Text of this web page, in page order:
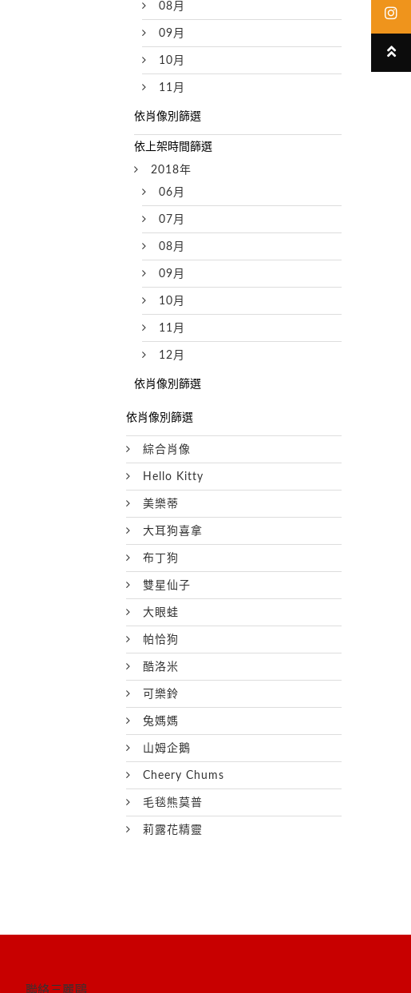
08月
09月
10月
11月
2018年
06月
07月
08月
09月
10月
11月
12月
綜合肖像
Hello Kitty
美樂蒂
大耳狗喜拿
布丁狗
雙星仙子
大眼蛙
帕恰狗
酷洛米
可樂鈴
兔媽媽
山姆企鵝
Cheery Chums
毛毯熊莫普
莉露花精靈
聯絡三麗鷗